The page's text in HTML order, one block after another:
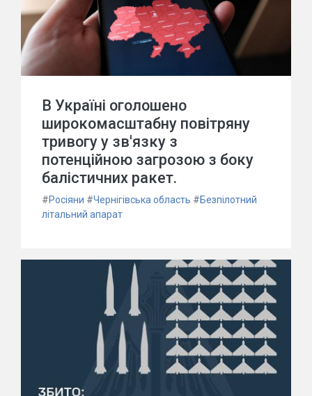
В Україні оголошено
широкомасштабну повітряну
тривогу у зв'язку з
потенційною загрозою з боку
балістичних ракет.
#Росіяни #Чернігівська область #Безпілотний
літальний апарат